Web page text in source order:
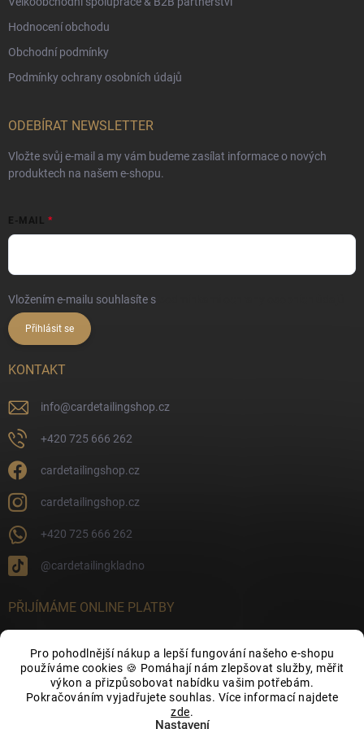
Pro pohodlnější nákup a lepší fungování našeho e-shopu
používáme cookies 🍪 Pomáhají nám zlepšovat služby, měřit
výkon a přizpůsobovat nabídku vašim potřebám.
Pokračováním vyjadřujete souhlas. Více informací najdete
zde.
Nastavení
Hodnocení obchodu
Obchodní podmínky
Podmínky ochrany osobních údajů
ODEBÍRAT NEWSLETTER
Vložte svůj e-mail a my vám budeme zasílat informace o nových
produktech na našem e-shopu.
E-MAIL
Vložením e-mailu souhlasíte s
Přihlásit se
KONTAKT
info@cardetailingshop.cz
+420 725 666 262
cardetailingshop.cz
cardetailingshop.cz
+420 725 666 262
@cardetailingkladno
PŘIJÍMÁME ONLINE PLATBY
FACEBOOK